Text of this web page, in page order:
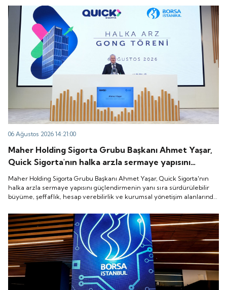
06 Ağustos 2026 14:21:00
Maher Holding Sigorta Grubu Başkanı Ahmet Yaşar,
Quick Sigorta'nın halka arzla sermaye yapısını
güçlendirmenin yanı sıra sürdürülebilir büyüme,
şeffaflık, hesap verebilirlik ve kurumsal yönetişim
alanlarında yeni bir döneme girdiğini belirtti.
Maher Holding Sigorta Grubu Başkanı Ahmet Yaşar, Quick Sigorta'nın
halka arzla sermaye yapısını güçlendirmenin yanı sıra sürdürülebilir
büyüme, şeffaflık, hesap verebilirlik ve kurumsal yönetişim alanlarında